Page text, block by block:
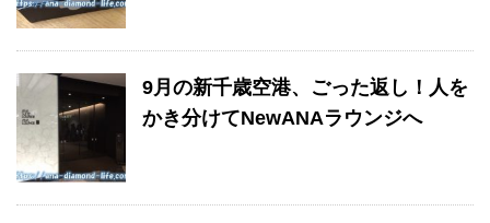
9月の新千歳空港、ごった返し！人を
かき分けてNewANAラウンジへ